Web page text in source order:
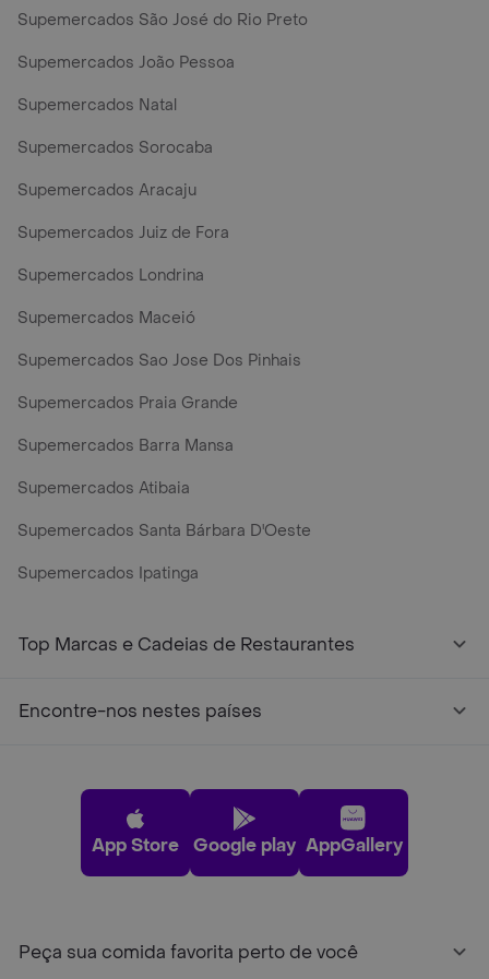
Supemercados São José do Rio Preto
Supemercados João Pessoa
Supemercados Natal
Supemercados Sorocaba
Supemercados Aracaju
Supemercados Juiz de Fora
Supemercados Londrina
Supemercados Maceió
Supemercados Sao Jose Dos Pinhais
Supemercados Praia Grande
Supemercados Barra Mansa
Supemercados Atibaia
Supemercados Santa Bárbara D'Oeste
Supemercados Ipatinga
Top Marcas e Cadeias de Restaurantes
Encontre-nos nestes países
App Store Google play AppGallery
Peça sua comida favorita perto de você